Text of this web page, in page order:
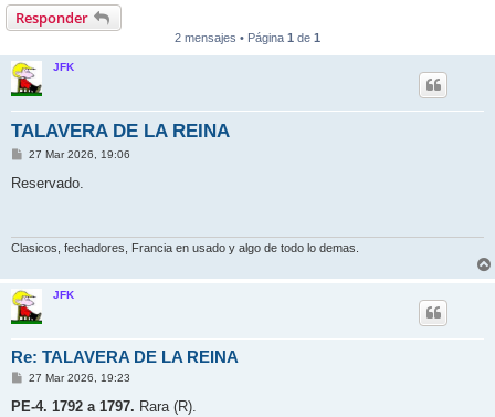
Responder
2 mensajes • Página 1 de 1
JFK
TALAVERA DE LA REINA
M
n
27 Mar 2026, 19:06
Reservado.
Clasicos, fechadores, Francia en usado y algo de todo lo demas.
JFK
Re: TALAVERA DE LA REINA
M
n
27 Mar 2026, 19:23
PE-4. 1792 a 1797. Rara (R).